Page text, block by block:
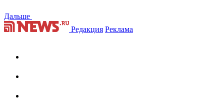
Дальше
Редакция Реклама